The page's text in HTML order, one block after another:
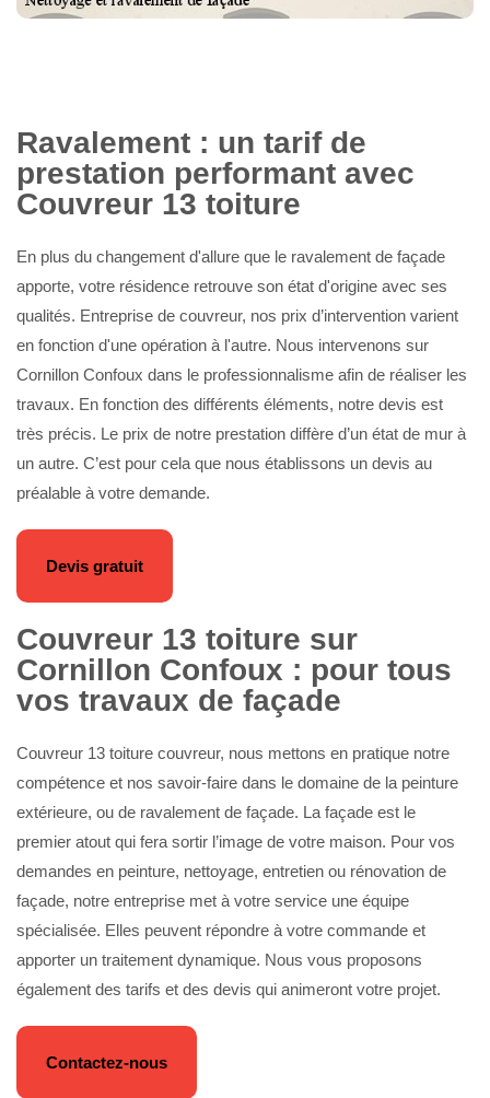
Ravalement : un tarif de
prestation performant avec
Couvreur 13 toiture
En plus du changement d'allure que le ravalement de façade
apporte, votre résidence retrouve son état d'origine avec ses
qualités. Entreprise de couvreur, nos prix d’intervention varient
en fonction d'une opération à l'autre. Nous intervenons sur
Cornillon Confoux dans le professionnalisme afin de réaliser les
travaux. En fonction des différents éléments, notre devis est
très précis. Le prix de notre prestation diffère d’un état de mur à
un autre. C’est pour cela que nous établissons un devis au
préalable à votre demande.
Devis gratuit
Couvreur 13 toiture sur
Cornillon Confoux : pour tous
vos travaux de façade
Couvreur 13 toiture couvreur, nous mettons en pratique notre
compétence et nos savoir-faire dans le domaine de la peinture
extérieure, ou de ravalement de façade. La façade est le
premier atout qui fera sortir l’image de votre maison. Pour vos
demandes en peinture, nettoyage, entretien ou rénovation de
façade, notre entreprise met à votre service une équipe
spécialisée. Elles peuvent répondre à votre commande et
apporter un traitement dynamique. Nous vous proposons
également des tarifs et des devis qui animeront votre projet.
Contactez-nous